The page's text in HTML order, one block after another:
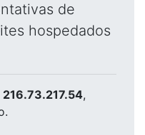
de
hospedados
216.73.217.54,